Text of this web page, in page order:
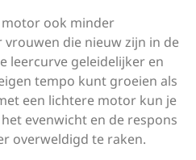
motor ook minder
die nieuw zijn in de
leercurve geleidelijker en
tempo kunt groeien als
een lichtere motor kun je
evenwicht en de respons
overweldigd te raken.